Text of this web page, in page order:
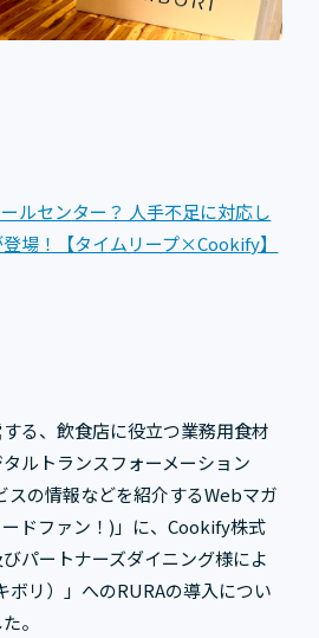
ルセンター？ 人手不足に対応し
場！【タイムリープ×Cookify】
る、飲食店に役立つ業務用食材
ルトランスフォーメーション
スの情報などを紹介するWebマガ
ドファン！)」に、Cookify株式
パートナーズダイニング様によ
ボリ）」へのRURAの導入につい
。